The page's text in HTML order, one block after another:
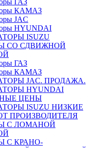
ГАЗ
КАМАЗ
JAC
HYUNDAI
ISUZU
СО СДВИЖНОЙ
ГАЗ
КАМАЗ
JAC. ПРОДАЖА.
HYUNDAI
ЦЕНЫ
ISUZU НИЗКИЕ
ПРОИЗВОДИТЕЛЯ
С ЛОМАНОЙ
С КРАНО-